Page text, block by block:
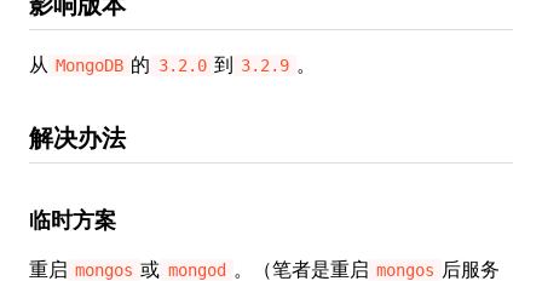
从 MongoDB 的 3.2.0 到 3.2.9 。
解决办法
临时方案
重启 mongos 或 mongod 。（笔者是重启 mongos 后服务